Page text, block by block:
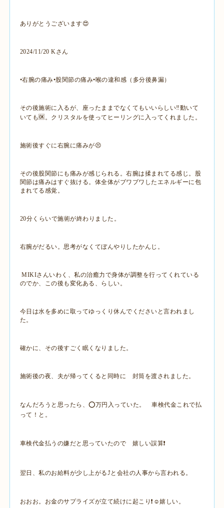
ありがとうございます😍
2024/11/20 Kさん
•右腕の痛み•股関節の痛み•喉の違和感（多分後鼻漏）
その後施術に入るが、座ったままでなくてもいいらしい‼️動いて
いても🆗。クリスタルを使ってヒーリングに入ってくれました。
施術後すぐに右腕に痛みが😣
その後股関節にも痛みが感じられる。右腕は揉まれてる感じ。股
関節は痛みはすぐ抜ける。体全体がブワブワしたエネルギーに包
まれてる感覚。
20分くらいで施術が終わりました。
右腕がだるい。思考がなくてぼんやりしたかんじ。
MIKIさんいわく、私の治癒力で身体が調整を行ってくれている
のでか、この後も変化ある、らしい。
今日は水を多めに取ってゆっくり休んでくださいと言われまし
た。
確かに、その後すごく眠くなりました。
施術後の夜、夫が帰ってくると同時に 封筒を渡されました。
なんだろうと思ったら、⭕️万円入っていた。 車検代金これで払
って！と。
車検代金払うの嫌だと思っていたので 嬉しい誤算❗️
翌日、私のお給料が少し上がる⤴️と会社の人事から言われる。
おおお。お金のサプライズが立て続けに起こり❗️☺️嬉しい。